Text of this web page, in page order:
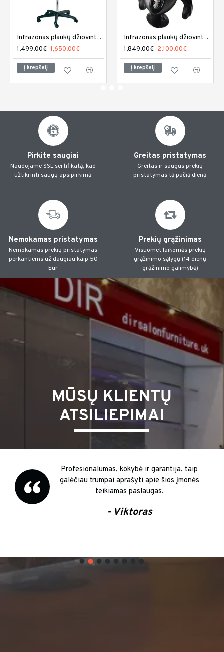
Infrazonas plaukų džiovintuvas Sibel Climaco
1,499.00€ 1,650.00€
Į krepšelį
Infrazonas plaukų džiovintuvas Sibel Climaco sieninis
1,849.00€ 2,100.00€
Į krepšelį
Pirkite saugiai
Naudojame SSL sertifikatą, kad
užtikrinti saugų apsipirkimą.
Greitas pristatymas
Greitas ir saugus prekių
pristatymas tą pačią dieną.
Nemokamas pristatymas
Nemokamas prekių pristatymas
perkantiems už daugiau kaip 50
Eur
Prekių grąžinimas
Visuomet laikomės prekių
grąžinimo sąlygų (14 dienų
grąžinimo galimybė)
MŪSŲ KLIENTŲ
ATSILIEPIMAI
Profesionalumas, kokybė ir garantija, taip
galėčiau trumpai aprašyti apie šios įmonės
teikiamas paslaugas.
- Viktoras